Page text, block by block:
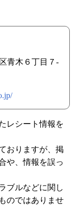
青木６丁目７-
レシート情報を
おりますが、掲
や、情報を誤っ
ブルなどに関し
のではありませ